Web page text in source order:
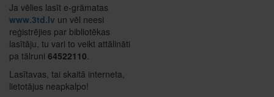
Ja vēlies lasīt e-grāmatas
www.3td.lv un vēl neesi
reģistrējies par bibliotēkas
lasītāju, tu vari to veikt attālināti
pa tālruni 64522110
Lasītavas, tai skaitā interneta,
lietotājus neapkalpo!